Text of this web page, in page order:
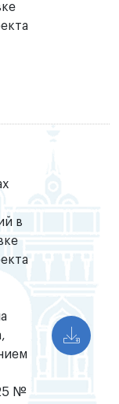
в
№